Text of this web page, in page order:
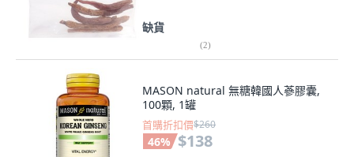
缺貨
(2)
MASON natural 無糖韓國人蔘膠囊,
100顆, 1罐
首購折扣價$260
46% $138